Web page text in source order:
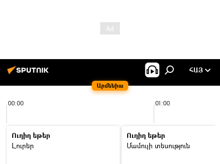
Արմենիա
ՀԱՅ
00:00 01:00
Ուղիղ եթեր
Լուրեր
Ուղիղ եթեր
Մամուլի տեսություն